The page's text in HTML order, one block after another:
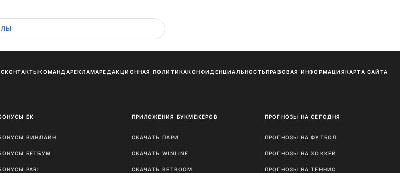
КОНТАКТЫКОМАНДАРЕКЛАМАРЕДАКЦИОННАЯ ПОЛИТИКАКОНФИДЕНЦИАЛЬНОСТЬПРАВОВАЯ ИНФОРМАЦИЯКАРТА САЙТА
БК
ВИНЛАЙН
БЕТБУМ
PARI
ПРИЛОЖЕНИЯ БУКМЕКЕРОВ
СКАЧАТЬ ПАРИ
СКАЧАТЬ WINLINE
СКАЧАТЬ BETBOOM
ПРОГНОЗЫ НА СЕГОДНЯ
ПРОГНОЗЫ НА ФУТБОЛ
ПРОГНОЗЫ НА ХОККЕЙ
ПРОГНОЗЫ НА ТЕННИС